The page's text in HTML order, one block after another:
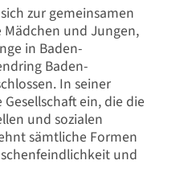
zur gemeinsamen
und Jungen,
in Baden-
Baden-
In seiner
ein, die die
und sozialen
sämtliche Formen
und